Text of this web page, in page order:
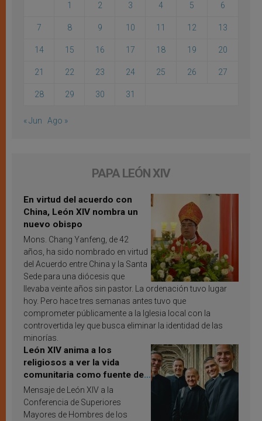
1 2 3 4 5 6
7 8 9 10 11 12 13
14 15 16 17 18 19 20
21 22 23 24 25 26 27
28 29 30 31
« Jun Ago »
PAPA LEÓN XIV
En virtud del acuerdo con
China, León XIV nombra un
nuevo obispo
Mons. Chang Yanfeng, de 42
años, ha sido nombrado en virtud
del Acuerdo entre China y la Santa
Sede para una diócesis que
llevaba veinte años sin pastor. La ordenación tuvo lugar
hoy. Pero hace tres semanas antes tuvo que
comprometer públicamente a la Iglesia local con la
controvertida ley que busca eliminar la identidad de las
minorías.
León XIV anima a los
religiosos a ver la vida
comunitaria como fuente de
inspiración y santificación
Mensaje de León XIV a la
Conferencia de Superiores
Mayores de Hombres de los